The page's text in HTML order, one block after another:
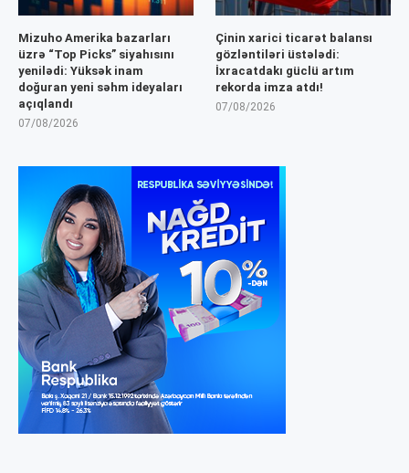
Mizuho Amerika bazarları
üzrə “Top Picks” siyahısını
yenilədi: Yüksək inam
doğuran yeni səhm ideyaları
açıqlandı
07/08/2026
Çinin xarici ticarət balansı
gözləntiləri üstələdi:
İxracatdakı güclü artım
rekorda imza atdı!
07/08/2026